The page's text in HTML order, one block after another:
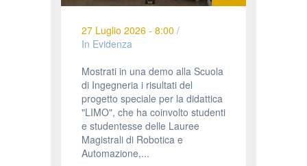
27 Luglio 2026 - 8:00 /
In Evidenza
Mostrati in una demo alla Scuola
di Ingegneria i risultati del
progetto speciale per la didattica
"LIMO", che ha coinvolto studenti
e studentesse delle Lauree
Magistrali di Robotica e
Automazione,...